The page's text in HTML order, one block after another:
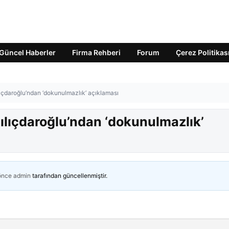
Haberler Firma Rehberi Forum Çerez
‘dokunulmazlık’ açıklaması
‘dokunulmazlık’
admin tarafından güncellenmiştir.